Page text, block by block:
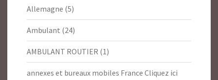
Allemagne (5)
Ambulant (24)
AMBULANT ROUTIER (1)
annexes et bureaux mobiles France Cliquez ici